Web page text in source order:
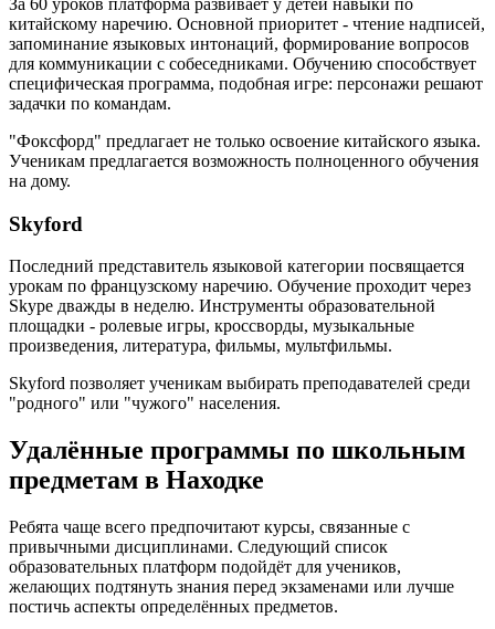
За 60 уроков платформа развивает у детей навыки по
китайскому наречию. Основной приоритет - чтение надписей,
запоминание языковых интонаций, формирование вопросов
для коммуникации с собеседниками. Обучению способствует
специфическая программа, подобная игре: персонажи решают
задачки по командам.
"Фоксфорд" предлагает не только освоение китайского языка.
Ученикам предлагается возможность полноценного обучения
на дому.
Skyford
Последний представитель языковой категории посвящается
урокам по французскому наречию. Обучение проходит через
Skype дважды в неделю. Инструменты образовательной
площадки - ролевые игры, кроссворды, музыкальные
произведения, литература, фильмы, мультфильмы.
Skyford позволяет ученикам выбирать преподавателей среди
"родного" или "чужого" населения.
Удалённые программы по школьным
предметам в Находке
Ребята чаще всего предпочитают курсы, связанные с
привычными дисциплинами. Следующий список
образовательных платформ подойдёт для учеников,
желающих подтянуть знания перед экзаменами или лучше
постичь аспекты определённых предметов.